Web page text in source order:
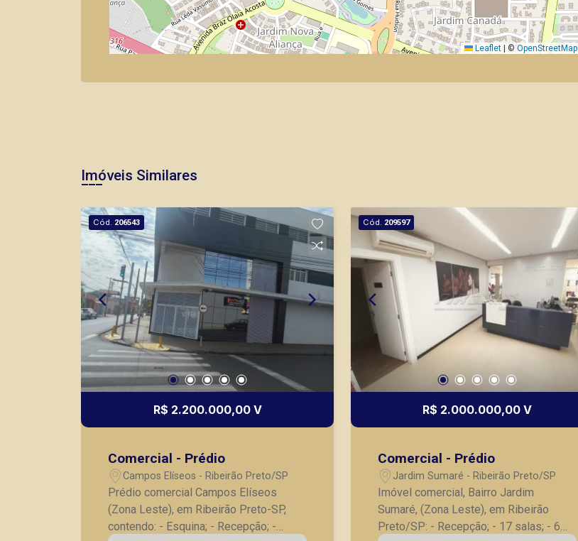
Leaflet © OpenStreetMap
Imóveis Similares
Cód. 206543
R$ 2.200.000,00 V
Comercial - Prédio
Campos Elíseos - Ribeirão Preto/SP
Prédio comercial Campos Elíseos
(Zona Leste), em Ribeirão Preto-SP,
contendo: - Esquina; - Recepção; -
Cód. 209597
R$ 2.000.000,00 V
Comercial - Prédio
Jardim Sumaré - Ribeirão Preto/SP
Imóvel comercial, Bairro Jardim
Sumaré, (Zona Leste), em Ribeirão
Preto/SP: - Recepção; - 17 salas; - 6